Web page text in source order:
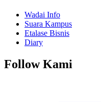
Wadai Info
Suara Kampus
Etalase Bisnis
Diary
Follow Kami